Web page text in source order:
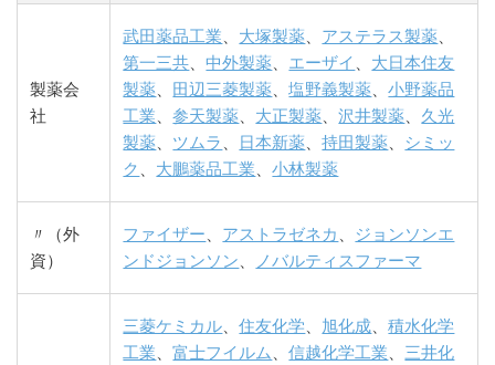
製薬会
社
武田薬品工業 大塚製薬 アステラス製薬
第一三共 、中外製薬 エーザイ
大日本住友
製薬
田辺三菱製薬 、塩野義製薬 、小野薬品
工業 、参天製薬 大正製薬 、沢井製薬
久光
製薬
ツムラ 日本新薬 、持田製薬
シミッ
ク
大鵬薬品工業 、小林製薬
〃（外
資）
ファイザー アストラゼネカ
ジョンソンエ
ンドジョンソン
ノバルティスファーマ
三菱ケミカル 、住友化学 旭化成 、積水化学
工業 、富士フイルム 、信越化学工業
三井化